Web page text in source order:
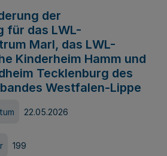
der
für das LWL-
Marl, das LWL-
Kinderheim Hamm und
Tecklenburg des
Westfalen-Lippe
22.05.2026
199